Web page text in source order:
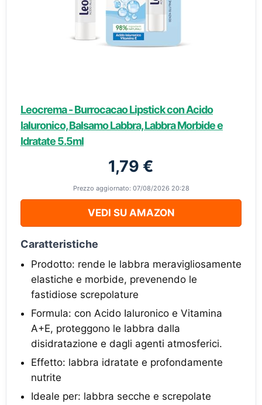
Leocrema - Burrocacao Lipstick con Acido
Ialuronico, Balsamo Labbra, Labbra Morbide e
Idratate 5.5ml
1,79 €
Prezzo aggiornato: 07/08/2026 20:28
VEDI SU AMAZON
Caratteristiche
Prodotto: rende le labbra meravigliosamente
elastiche e morbide, prevenendo le
fastidiose screpolature
Formula: con Acido Ialuronico e Vitamina
A+E, proteggono le labbra dalla
disidratazione e dagli agenti atmosferici.
Effetto: labbra idratate e profondamente
nutrite
Ideale per: labbra secche e screpolate